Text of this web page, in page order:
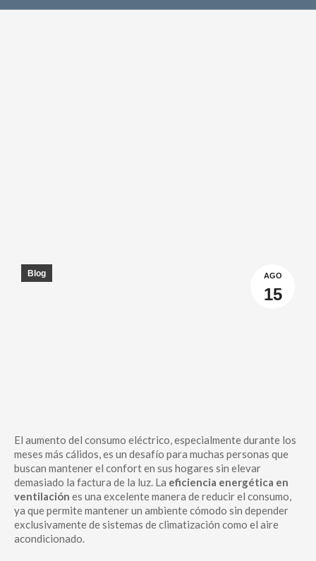
AGO
15
Blog
El aumento del consumo eléctrico, especialmente durante los
meses más cálidos, es un desafío para muchas personas que
buscan mantener el confort en sus hogares sin elevar
demasiado la factura de la luz. La eficiencia energética en
ventilación es una excelente manera de reducir el consumo,
ya que permite mantener un ambiente cómodo sin depender
exclusivamente de sistemas de climatización como el aire
acondicionado.